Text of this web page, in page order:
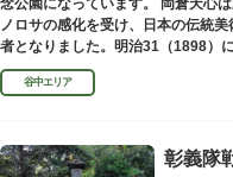
ノロサの感化を受け、日本の伝統
者となりました。明治31（1898）
め優れた画家を世に送り出しました。
谷中エリア
彰義隊